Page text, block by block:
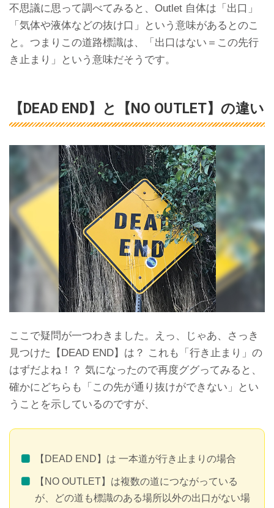
不思議に思って調べてみると、Outlet 自体は「出口」
「気体や液体などの抜け口」という意味があるとのこ
と。つまりこの道路標識は、「出口はない＝この先行
き止まり」という意味だそうです。
【DEAD END】と【NO OUTLET】の違い
ここで疑問が一つわきました。えっ、じゃあ、さっき
見つけた【DEAD END】は？ これも「行き止まり」の
はずだよね！？ 気になったので再度ググってみると、
確かにどちらも「この先が通り抜けができない」とい
うことを示しているのですが、
【DEAD END】は 一本道が行き止まりの場合
【NO OUTLET】は複数の道につながっている
が、どの道も標識のある場所以外の出口がない場